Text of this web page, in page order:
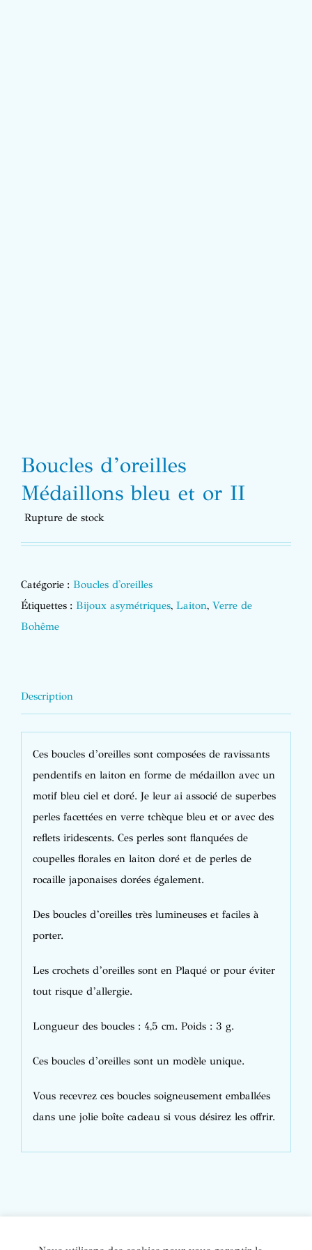
Boucles d’oreilles
Médaillons bleu et or II
Rupture de stock
Catégorie : Boucles d'oreilles
Étiquettes : Bijoux asymétriques, Laiton, Verre de
Bohême
Description
Ces boucles d’oreilles sont composées de ravissants
pendentifs en laiton en forme de médaillon avec un
motif bleu ciel et doré. Je leur ai associé de superbes
perles facettées en verre tchèque bleu et or avec des
reflets iridescents. Ces perles sont flanquées de
coupelles florales en laiton doré et de perles de
rocaille japonaises dorées également.
Des boucles d’oreilles très lumineuses et faciles à
porter.
Les crochets d’oreilles sont en Plaqué or pour éviter
tout risque d’allergie.
Longueur des boucles : 4,5 cm. Poids : 3 g.
Ces boucles d’oreilles sont un modèle unique.
Vous recevrez ces boucles soigneusement emballées
dans une jolie boîte cadeau si vous désirez les offrir.
© Copyright Bijoux de soi 2020-2022. Tous droits réservés. |